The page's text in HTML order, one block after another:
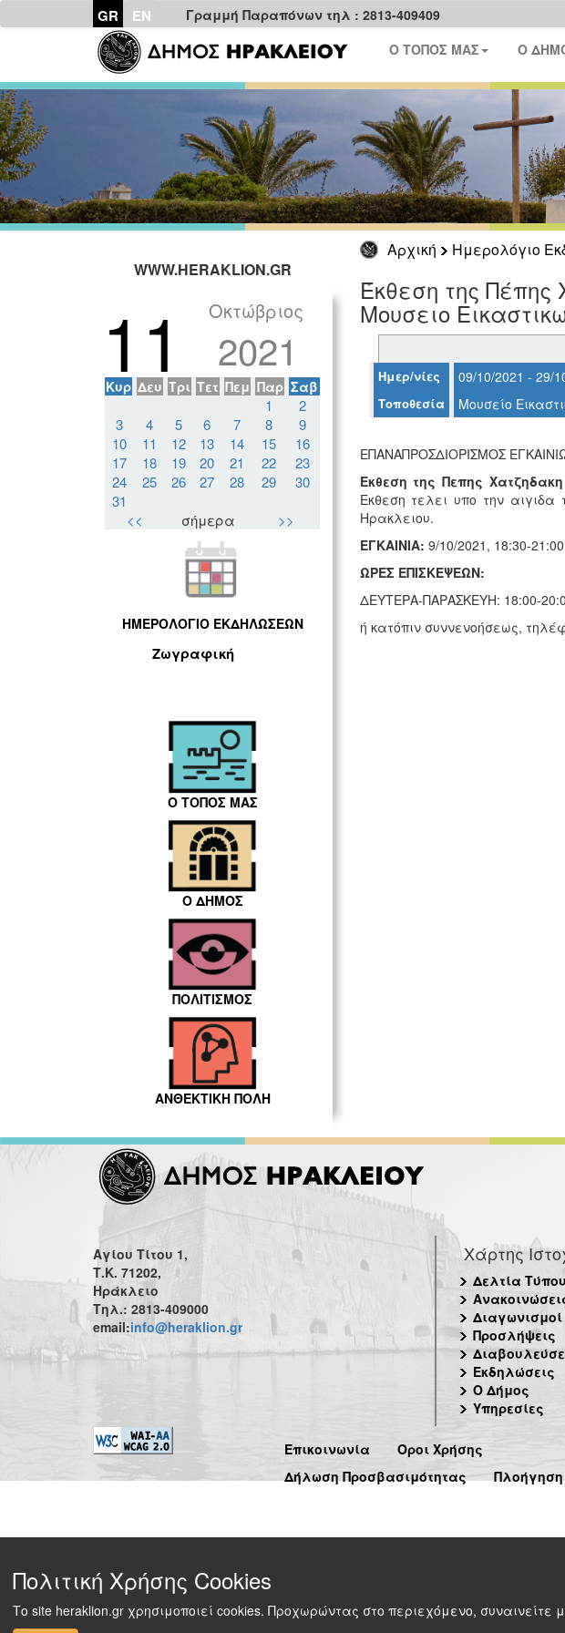
GR EN Γραμμή Παραπόνων τηλ : 2813-409409
Ο ΤΟΠΟΣ ΜΑΣ Ο
Αρχική Ημερολόγιο
WWW.HERAKLION.GR
11 Οκτώβριος
2021
Κυρ Δευ Τρι Τετ Πεμ Παρ Σαβ
1
2
3
4 5 6 7 8
9
10
11 12 13 14 15
16
17
18 19 20 21 22
23
24
25 26 27 28 29
30
31
<<
σήμερα >>
ΗΜΕΡΟΛΟΓΙΟ ΕΚΔΗΛΩΣΕΩΝ
Ζωγραφική
Ο ΤΟΠΟΣ ΜΑΣ
Ο ΔΗΜΟΣ
ΠΟΛΙΤΙΣΜΟΣ
ΑΝΘΕΚΤΙΚΗ ΠΟΛΗ
Έκθεση της
Μουσειο
Ημερ/νίες 09/10/2021 - 29/
Τοποθεσία Μουσείο
ΕΠΑΝΑΠΡΟΣΔΙΟΡΙΣΜΟΣ
Εκθεση της Πεπης Χατζηδακη
Εκθεση τελει υπο την
Ηρακλειου.
ΕΓΚΑΙΝΙΑ: 9/10/2021, 18:30-21:00
ΩΡΕΣ ΕΠΙΣΚΕΨΕΩΝ:
ΔΕΥΤΕΡΑ-ΠΑΡΑΣΚΕΥΗ: 18:00-
ή κατόπιν συννενοήσεως,
Αγίου Τίτου 1,
Τ.Κ. 71202,
Ηράκλειο
Τηλ.: 2813-409000
email:info@heraklion.gr
Χάρτης
Δελτία Τύπου
Διαγωνισμοί
Προσλήψεις
Εκδηλώσεις
Ο Δήμος
Υπηρεσίες
Επικοινωνία
Όροι Χρήσης
Δήλωση Προσβασιμότητας
Πλοήγηση
Πολιτική Χρήσης Cookies
Το site heraklion.gr χρησιμοποιεί cookies. Προχωρώντας στο περιεχόμενο, συναινείτε